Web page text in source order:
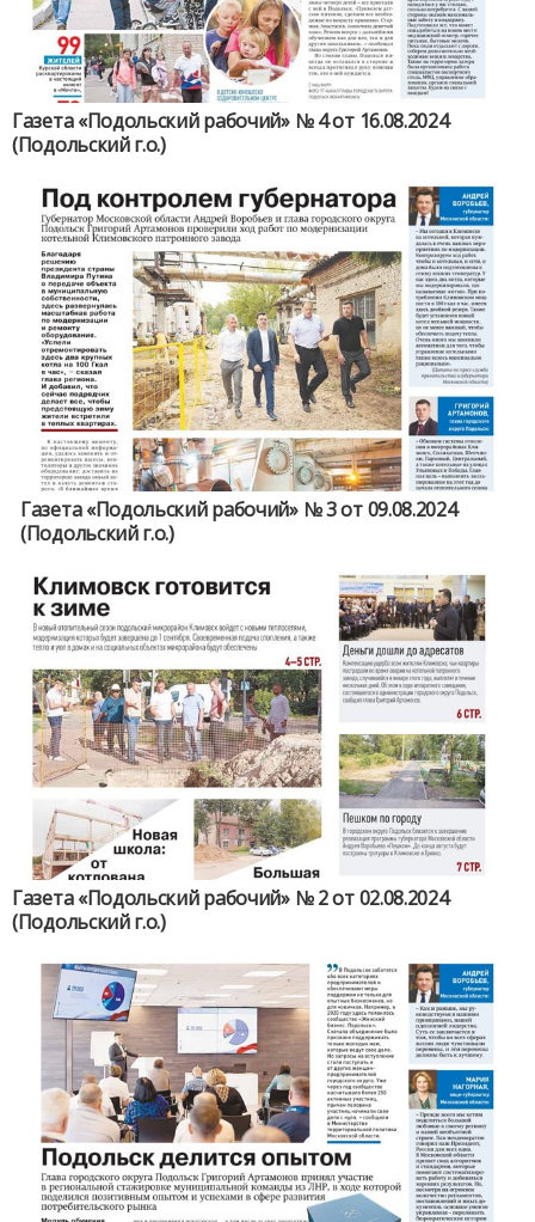
Газета «Подольский рабочий» № 4 от 16.08.2024
(Подольский г.о.)
Газета «Подольский рабочий» № 3 от 09.08.2024
(Подольский г.о.)
Газета «Подольский рабочий» № 2 от 02.08.2024
(Подольский г.о.)